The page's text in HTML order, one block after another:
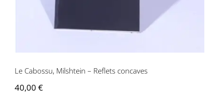
Le Cabossu, Milshtein – Reflets concaves
40,00 €